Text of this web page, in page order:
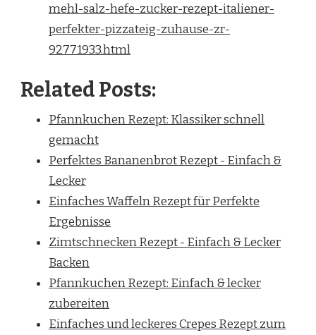
mehl-salz-hefe-zucker-rezept-italiener-
perfekter-pizzateig-zuhause-zr-
92771933.html
Related Posts:
Pfannkuchen Rezept: Klassiker schnell
gemacht
Perfektes Bananenbrot Rezept - Einfach &
Lecker
Einfaches Waffeln Rezept für Perfekte
Ergebnisse
Zimtschnecken Rezept - Einfach & Lecker
Backen
Pfannkuchen Rezept: Einfach & lecker
zubereiten
Einfaches und leckeres Crepes Rezept zum